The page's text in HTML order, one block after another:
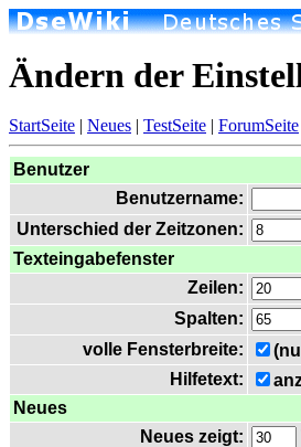
Ändern der
StartSeite | Neues | TestSeite | ForumSeite
Benutzer
Benutzername:
Unterschied der Zeitzonen:
Texteingabefenster
Zeilen:
Spalten:
volle Fensterbreite:
Hilfetext:
Neues
Neues zeigt: